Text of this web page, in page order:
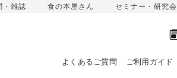
・雑誌 食の本屋さん セミナー・研究会
よくあるご質問 ご利用ガイド